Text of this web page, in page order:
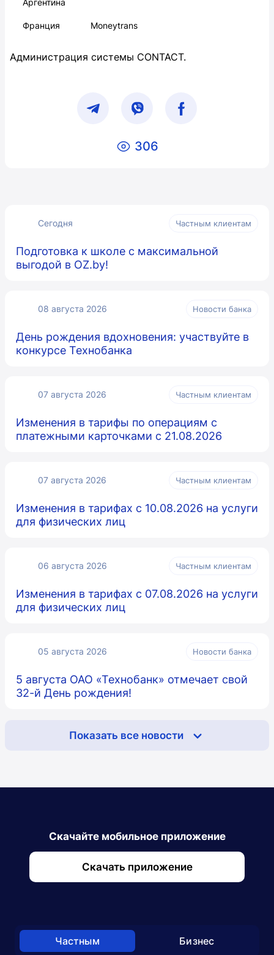
Аргентина
Франция Moneytrans
Администрация системы CONTACT.
306
Сегодня Частным клиентам
Подготовка к школе с максимальной
выгодой в OZ.by!
08 августа 2026 Новости банка
День рождения вдохновения: участвуйте в
конкурсе Технобанка
07 августа 2026 Частным клиентам
Изменения в тарифы по операциям с
платежными карточками с 21.08.2026
07 августа 2026 Частным клиентам
Изменения в тарифах с 10.08.2026 на услуги
для физических лиц
06 августа 2026 Частным клиентам
Изменения в тарифах с 07.08.2026 на услуги
для физических лиц
05 августа 2026 Новости банка
5 августа ОАО «Технобанк» отмечает свой
32-й День рождения!
Показать все новости
Скачайте мобильное приложение
Скачать приложение
Частным Бизнес